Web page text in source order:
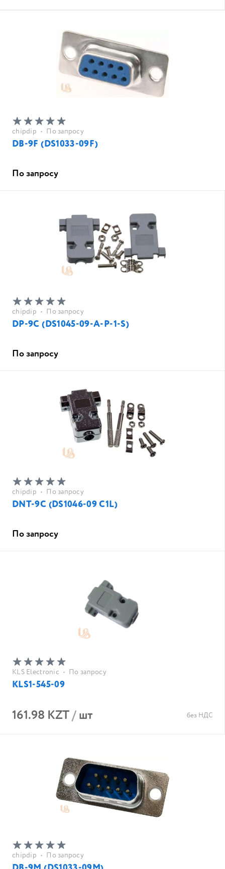
chipdip • По запросу
DB-9F (DS1033-09F)
По запросу
chipdip • По запросу
DP-9C (DS1045-09-A-P-1-S)
По запросу
chipdip • По запросу
DNT-9C (DS1046-09 C1L)
По запросу
KLS Electronic • По запросу
KLS1-545-09
161.98 KZT/шт без НДС
chipdip • По запросу